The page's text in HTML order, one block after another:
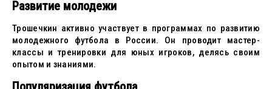
Развитие молодежи
Трошечкин активно участвует в программах по развитию
молодежного футбола в России. Он проводит мастер-
классы и тренировки для юных игроков, делясь своим
опытом и знаниями.